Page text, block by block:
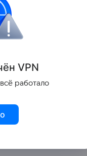
нарядах и
у пары
есть
ён VPN
работало